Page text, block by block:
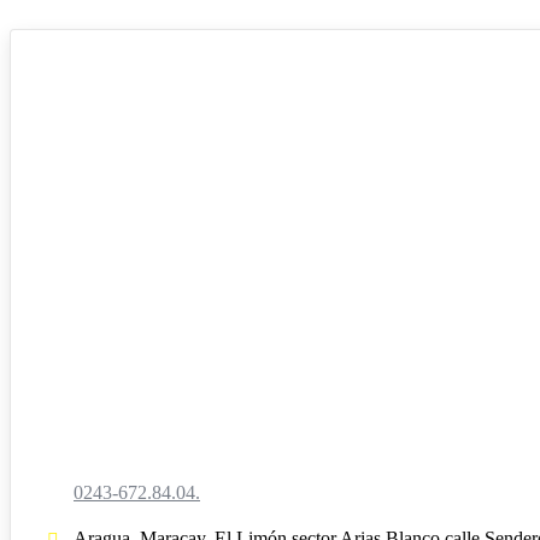
0243-672.84.04.